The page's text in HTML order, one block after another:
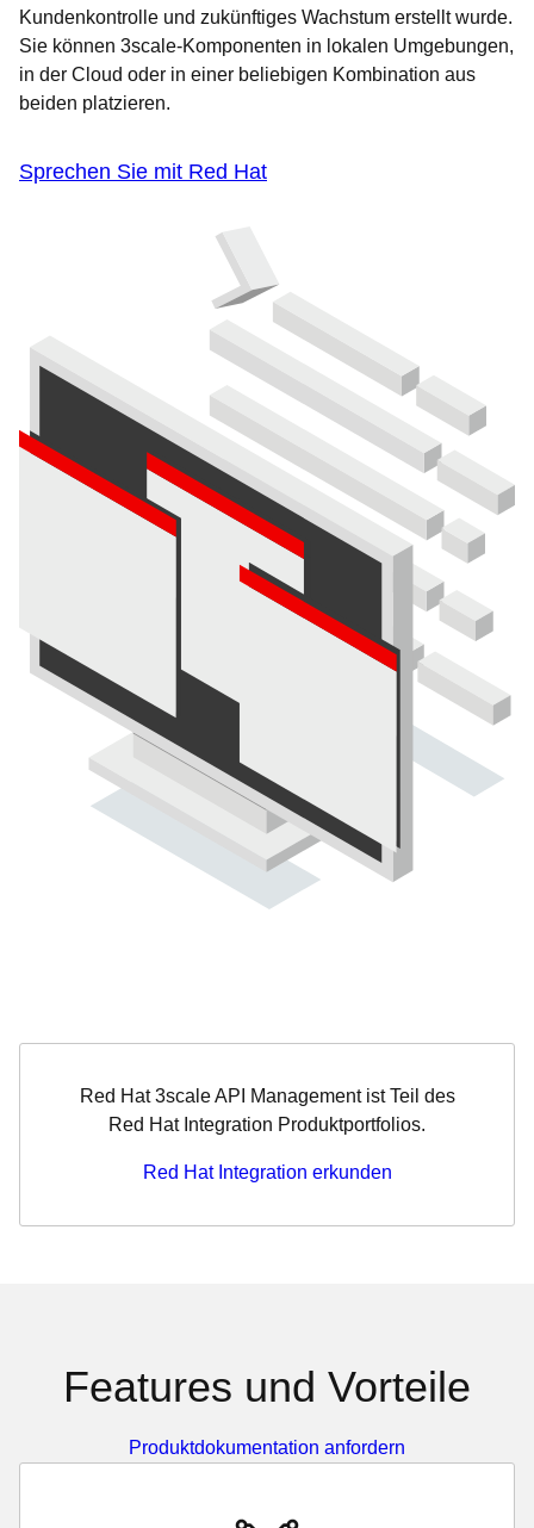
Kundenkontrolle und zukünftiges Wachstum erstellt wurde.
Sie können 3scale-Komponenten in lokalen Umgebungen,
in der Cloud oder in einer beliebigen Kombination aus
beiden platzieren.
Sprechen Sie mit Red Hat
Red Hat 3scale API Management ist Teil des
Red Hat Integration Produktportfolios.
Red Hat Integration erkunden
Features und Vorteile
Produktdokumentation anfordern